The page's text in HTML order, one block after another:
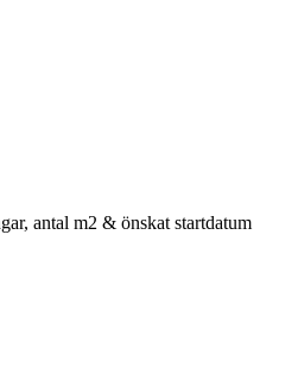
antal m2 & önskat startdatum